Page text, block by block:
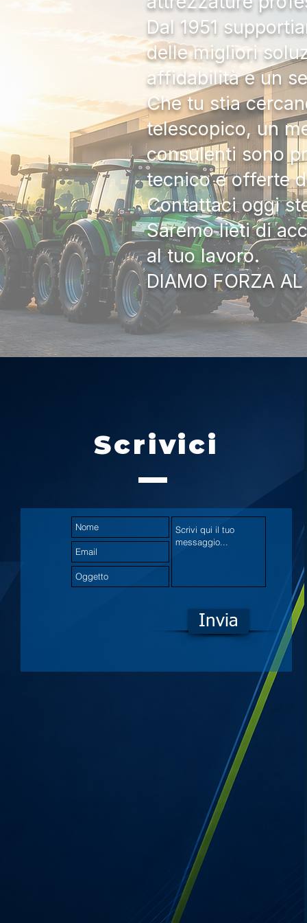
Dal 1951
delle migliori
affidabilità e un
Che tu stia
telescopico, un
consulenti sono
tecnico e offerte
Contattaci oggi
Saremo lieti di
al tuo lavoro.
DIAMO FORZA
Scrivici
Invia